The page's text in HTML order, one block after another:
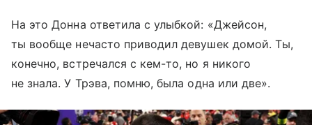
На это Донна ответила с улыбкой: «Джейсон,
ты вообще нечасто приводил девушек домой. Ты,
конечно, встречался с кем-то, но я никого
не знала. У Трэва, помню, была одна или две».